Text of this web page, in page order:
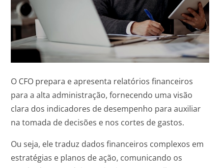
O CFO prepara e apresenta relatórios financeiros
para a alta administração, fornecendo uma visão
clara dos indicadores de desempenho para auxiliar
na tomada de decisões e nos cortes de gastos.
Ou seja, ele traduz dados financeiros complexos em
estratégias e planos de ação, comunicando os